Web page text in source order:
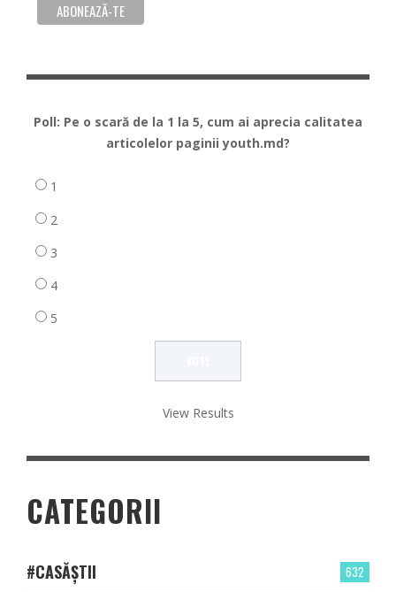
Poll: Pe o scară de la 1 la 5, cum ai aprecia calitatea
articolelor paginii youth.md?
1
2
3
4
5
View Results
CATEGORII
632
#CASĂȘTII